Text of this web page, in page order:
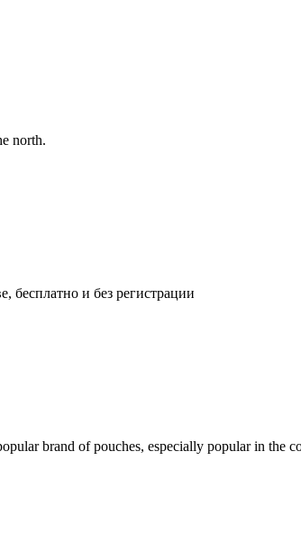
north.
бесплатно и без регистрации
brand of pouches, especially popular in the